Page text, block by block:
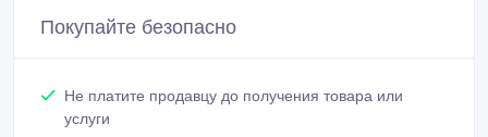
Покупайте безопасно
Не платите продавцу до получения товара или
услуги